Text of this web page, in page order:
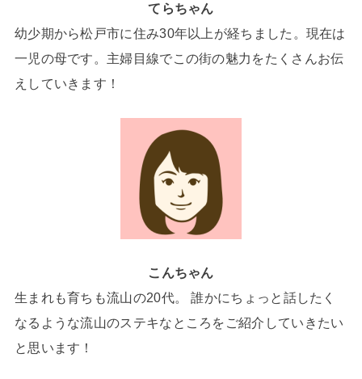
てらちゃん
幼少期から松戸市に住み30年以上が経ちました。現在は
一児の母です。主婦目線でこの街の魅力をたくさんお伝
えしていきます！
こんちゃん
生まれも育ちも流山の20代。 誰かにちょっと話したく
なるような流山のステキなところをご紹介していきたい
と思います！